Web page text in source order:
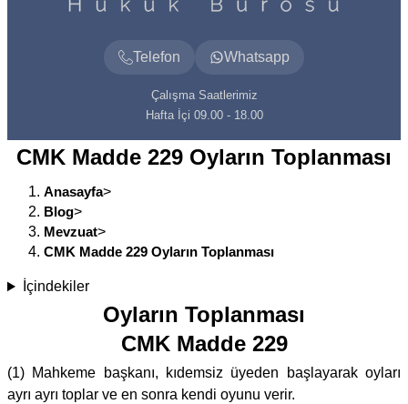
Telefon Whatsapp
Çalışma Saatlerimiz
Hafta İçi 09.00 - 18.00
CMK Madde 229 Oyların Toplanması
Anasayfa>
Blog>
Mevzuat>
CMK Madde 229 Oyların Toplanması
İçindekiler
Oyların Toplanması
CMK Madde 229
(1) Mahkeme başkanı, kıdemsiz üyeden başlayarak oyları
ayrı ayrı toplar ve en sonra kendi oyunu verir.